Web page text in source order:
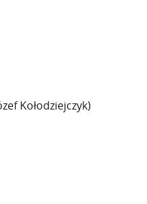
Kołodziejczyk)